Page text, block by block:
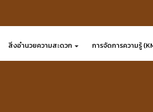
สิ่งอำนวยความสะดวก การจัดการความรู้